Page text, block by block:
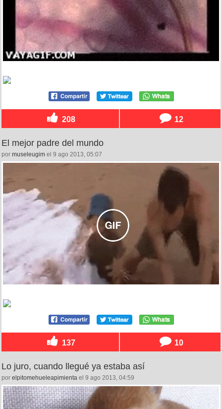
208 12
El mejor padre del mundo
por museleugim el 9 ago 2013, 05:07
137 10
Lo juro, cuando llegué ya estaba así
por elpitomehueleapimienta el 9 ago 2013, 04:59